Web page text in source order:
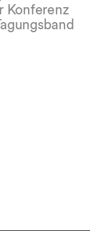
Konferenz